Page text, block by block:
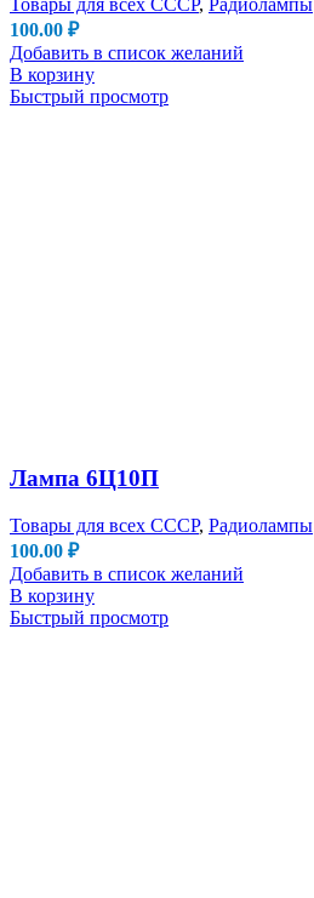
Товары для всех СССР, Радиолампы
100.00 ₽
Добавить в список желаний
В корзину
Быстрый просмотр
Лампа 6Ц10П
Товары для всех СССР, Радиолампы
100.00 ₽
Добавить в список желаний
В корзину
Быстрый просмотр